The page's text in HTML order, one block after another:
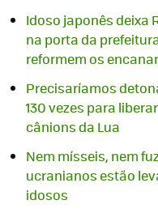
Idoso japonês deixa
na porta da
reformem os
Precisaríamos
130 vezes para
cânions da Lua
Nem mísseis, nem
ucranianos estão
idosos